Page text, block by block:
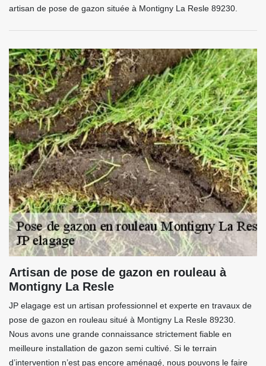
artisan de pose de gazon située à Montigny La Resle 89230.
Artisan de pose de gazon en rouleau à
Montigny La Resle
JP elagage est un artisan professionnel et experte en travaux de
pose de gazon en rouleau situé à Montigny La Resle 89230.
Nous avons une grande connaissance strictement fiable en
meilleure installation de gazon semi cultivé. Si le terrain
d’intervention n’est pas encore aménagé, nous pouvons le faire